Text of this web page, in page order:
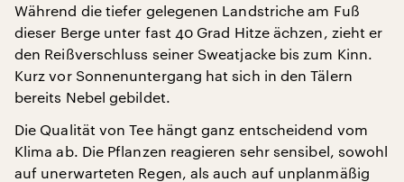
Während die tiefer gelegenen Landstriche am Fuß
dieser Berge unter fast 40 Grad Hitze ächzen, zieht er
den Reißverschluss seiner Sweatjacke bis zum Kinn.
Kurz vor Sonnenuntergang hat sich in den Tälern
bereits Nebel gebildet.
Die Qualität von Tee hängt ganz entscheidend vom
Klima ab. Die Pflanzen reagieren sehr sensibel, sowohl
auf unerwarteten Regen, als auch auf unplanmäßig